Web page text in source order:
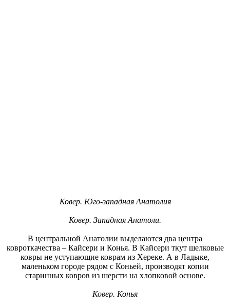
Ковер. Юго-западная Анатолия
Ковер. Западная Анатоли.
В центральной Анатолии выделаются два центра
ковроткачества – Кайсери и Конья. В Кайсери ткут шелковые
ковры не уступающие коврам из Хереке. А в Ладыке,
маленьком городе рядом с Коньей, производят копии
старинных ковров из шерсти на хлопковой основе.
Ковер. Конья